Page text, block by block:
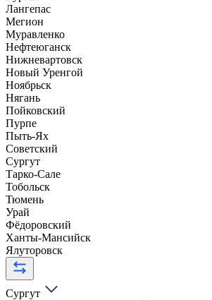
Лангепас
Мегион
Муравленко
Нефтеюганск
Нижневартовск
Новый Уренгой
Ноябрьск
Нягань
Пойковский
Пурпе
Пыть-Ях
Советский
Сургут
Тарко-Сале
Тобольск
Тюмень
Урай
Фёдоровский
Ханты-Мансийск
Ялуторовск
Сургут